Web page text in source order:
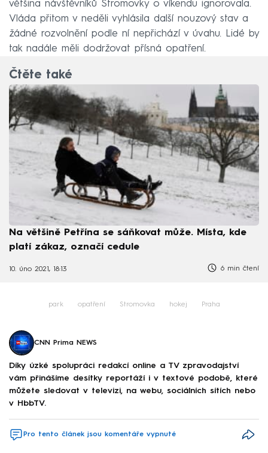
většina návštěvníků Stromovky o víkendu ignorovala.
Vláda přitom v neděli vyhlásila další nouzový stav a
žádné rozvolnění podle ní nepřichází v úvahu. Lidé by
tak nadále měli dodržovat přísná opatření.
Čtěte také
Na většině Petřína se sáňkovat může. Místa, kde
platí zákaz, označí cedule
10. úno 2021, 18:13 6 min čtení
park opatření Stromovka hokej Praha
CNN Prima NEWS
Díky úzké spolupráci redakcí online a TV zpravodajství
vám přinášíme desítky reportáží i v textové podobě, které
můžete sledovat v televizi, na webu, sociálních sítích nebo
v HbbTV.
Pro tento článek jsou komentáře vypnuté